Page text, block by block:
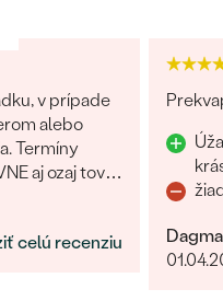
v prípade
alebo
Termíny
aj ozaj tovar
celú recenziu